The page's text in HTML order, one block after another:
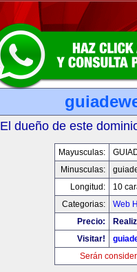
El dueño de este
Mayusculas:
Minusculas:
Longitud:
10
Categorias:
Web
Precio:
Visitar!
Serán